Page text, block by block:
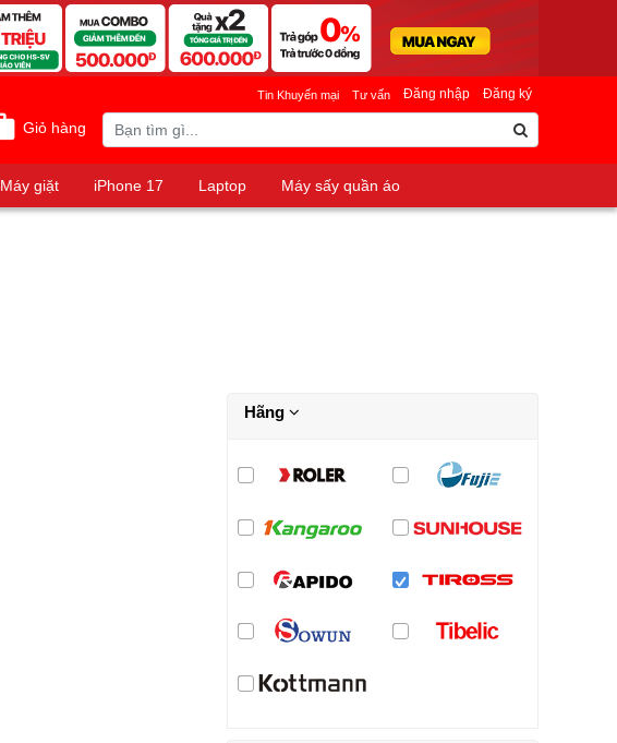
Giỏ hàng
Đăng nhập Đăng ký
Tin Khuyến mại Tư vấn
Máy giặt iPhone 17 Laptop
Máy sấy quần áo
Hãng